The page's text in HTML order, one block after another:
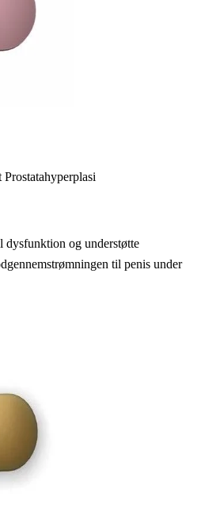
dysfunktion og understøtte
til penis under